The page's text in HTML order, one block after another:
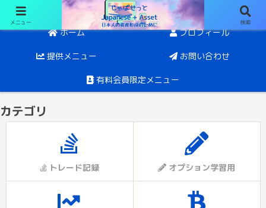
日経オプションと投資。目指すは5年後にFIRE
ホーム プロフィール
提供メニュー お問い合わせ
有料会員限定メニュー
カテゴリ
トレード記録 オプション学習用
メニュー 検索